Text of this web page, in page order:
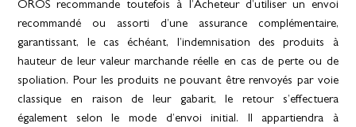
OROS recommande toutefois à l’Acheteur d’utiliser un envoi
recommandé ou assorti d’une assurance complémentaire,
garantissant, le cas échéant, l’indemnisation des produits à
hauteur de leur valeur marchande réelle en cas de perte ou de
spoliation. Pour les produits ne pouvant être renvoyés par voie
classique en raison de leur gabarit, le retour s’effectuera
également selon le mode d’envoi initial. Il appartiendra à